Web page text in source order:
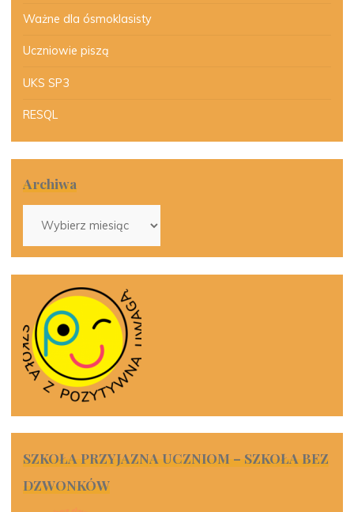
Ważne dla ósmoklasisty
Uczniowie piszą
UKS SP3
RESQL
Archiwa
SZKOŁA PRZYJAZNA UCZNIOM – SZKOŁA BEZ
DZWONKÓW